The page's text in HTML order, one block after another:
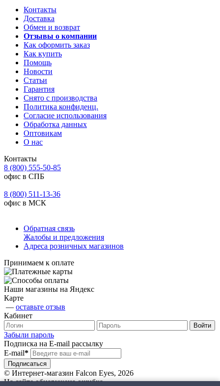
Контакты
Доставка
Обмен и возврат
Отзывы о компании
Как оформить заказ
Как купить
Помощь
Новости
Статьи
Гарантия
Снято с производства
Политика конфиденц.
Согласие использования
Обработка данных
Оптовикам
О нас
Контакты
8 (800) 555-50-85
офис в СПБ
8 (800) 511-13-36
офис в МСК
Обратная связь
Жалобы и предложения
Адреса розничных магазинов
Принимаем к оплате
Наши магазины на Яндекс
Карте
— оставьте отзыв
Кабинет
Забыли пароль
Подписка на E-mail рассылку
E-mail*
© Интернет-магазин Falcon Eyes, 2026
На сайте обнаружена ошибка